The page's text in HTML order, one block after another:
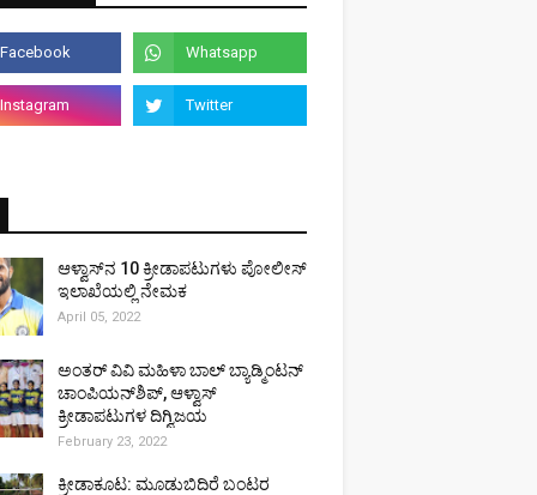
ಆಳ್ವಾಸ್‌ನ 10 ಕ್ರೀಡಾಪಟುಗಳು ಪೋಲೀಸ್
ಇಲಾಖೆಯಲ್ಲಿ ನೇಮಕ
April 05, 2022
ಅಂತರ್ ವಿವಿ ಮಹಿಳಾ ಬಾಲ್ ಬ್ಯಾಡ್ಮಿಂಟನ್
ಚಾಂಪಿಯನ್‌ಶಿಪ್, ಆಳ್ವಾಸ್
ಕ್ರೀಡಾಪಟುಗಳ ದಿಗ್ವಿಜಯ
February 23, 2022
ಕ್ರೀಡಾಕೂಟ: ಮೂಡುಬಿದಿರೆ ಬಂಟರ